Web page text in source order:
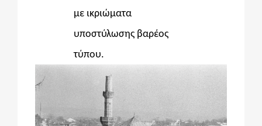
με ικριώματα
υποστύλωσης βαρέος
τύπου.